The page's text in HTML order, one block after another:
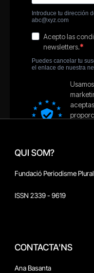
QUI SOM?
Fundació Periodisme Plural
ISSN 2339 - 9619
CONTACTA'NS
Ana Basanta